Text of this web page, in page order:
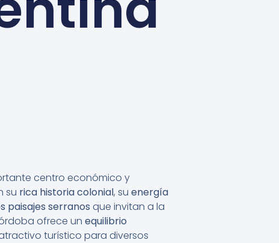
centro económico y
su rica historia colonial, su energía
paisajes serranos que invitan a la
ofrece un equilibrio
turístico para diversos